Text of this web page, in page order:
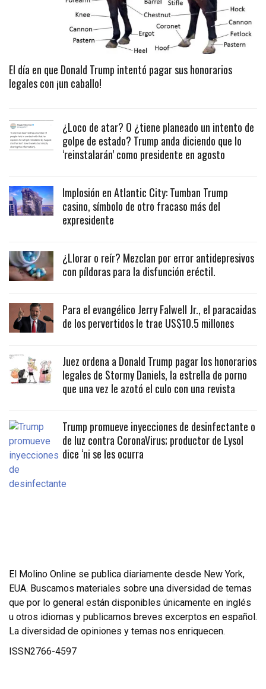
El día en que Donald Trump intentó pagar sus honorarios
legales con ¡un caballo!
¿Loco de atar? O ¿tiene planeado un intento de
golpe de estado? Trump anda diciendo que lo
‘reinstalarán’ como presidente en agosto
Implosión en Atlantic City: Tumban Trump
casino, símbolo de otro fracaso más del
expresidente
¿Llorar o reír? Mezclan por error antidepresivos
con píldoras para la disfunción eréctil.
Para el evangélico Jerry Falwell Jr., el paracaidas
de los pervertidos le trae US$10.5 millones
Juez ordena a Donald Trump pagar los honorarios
legales de Stormy Daniels, la estrella de porno
que una vez le azotó el culo con una revista
Trump promueve inyecciones de desinfectante o
de luz contra CoronaVirus; productor de Lysol
dice ‘ni se les ocurra
El Molino Online se publica diariamente desde New York,
EUA. Buscamos materiales sobre una diversidad de temas
que por lo general están disponibles únicamente en inglés
u otros idiomas y publicamos breves excerptos en español.
La diversidad de opiniones y temas nos enriquecen.
ISSN2766-4597